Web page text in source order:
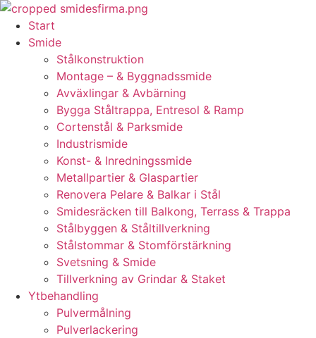
Skip
content
Start
Smide
Stålkonstruktion
Montage – & Byggnadssmide
Avväxlingar & Avbärning
Bygga Ståltrappa, Entresol & Ramp
Cortenstål & Parksmide
Industrismide
Konst- & Inredningssmide
Metallpartier & Glaspartier
Renovera Pelare & Balkar i Stål
Smidesräcken till Balkong, Terrass & Trappa
Stålbyggen & Ståltillverkning
Stålstommar & Stomförstärkning
Svetsning & Smide
Tillverkning av Grindar & Staket
Ytbehandling
Pulvermålning
Pulverlackering